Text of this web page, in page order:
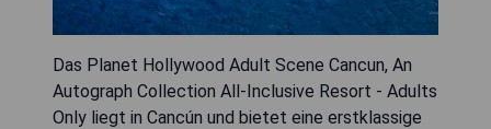
Das Planet Hollywood Adult Scene Cancun, An
Autograph Collection All-Inclusive Resort - Adults
Only liegt in Cancún und bietet eine erstklassige